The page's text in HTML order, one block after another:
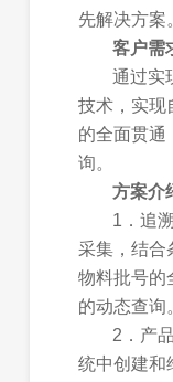
先解决方案
客户需
通过实
技术，实现
的全面贯通
询。
方案介
1．追
采集，结合
物料批号的
的动态查询
2．产
统中创建和